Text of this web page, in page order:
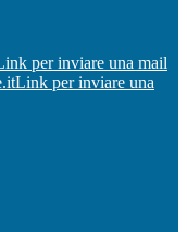
per inviare una mail
Link per inviare una